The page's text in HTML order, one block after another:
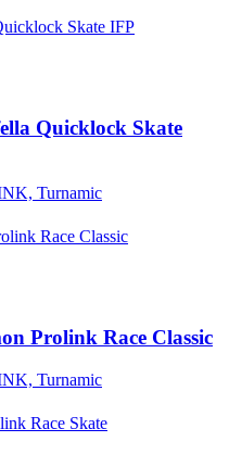
Quicklock Skate
Turnamic
Prolink Race Classic
Turnamic